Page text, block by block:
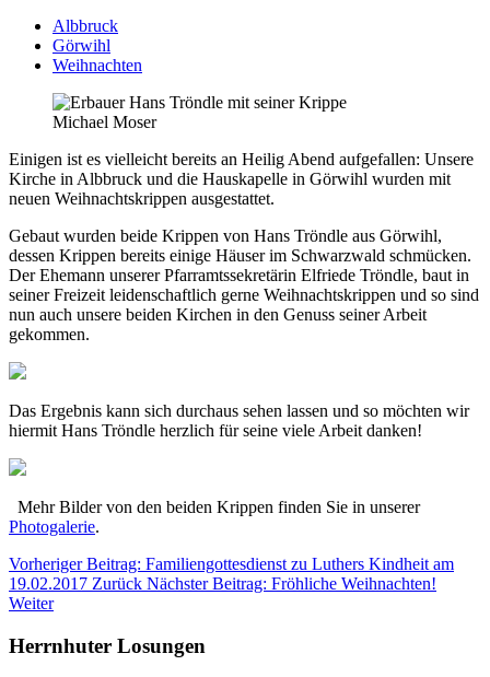
Albbruck
Görwihl
Weihnachten
Michael Moser
Einigen ist es vielleicht bereits an Heilig Abend aufgefallen: Unsere
Kirche in Albbruck und die Hauskapelle in Görwihl wurden mit
neuen Weihnachtskrippen ausgestattet.
Gebaut wurden beide Krippen von Hans Tröndle aus Görwihl,
dessen Krippen bereits einige Häuser im Schwarzwald schmücken.
Der Ehemann unserer Pfarramtssekretärin Elfriede Tröndle, baut in
seiner Freizeit leidenschaftlich gerne Weihnachtskrippen und so sind
nun auch unsere beiden Kirchen in den Genuss seiner Arbeit
gekommen.
Das Ergebnis kann sich durchaus sehen lassen und so möchten wir
hiermit Hans Tröndle herzlich für seine viele Arbeit danken!
Mehr Bilder von den beiden Krippen finden Sie in unserer
Photogalerie.
Vorheriger Beitrag: Familiengottesdienst zu Luthers Kindheit am
19.02.2017 Zurück Nächster Beitrag: Fröhliche Weihnachten!
Weiter
Herrnhuter Losungen